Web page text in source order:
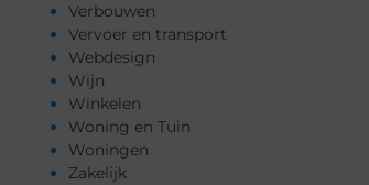
Verbouwen
Vervoer en transport
Webdesign
Wijn
Winkelen
Woning en Tuin
Woningen
Zakelijk